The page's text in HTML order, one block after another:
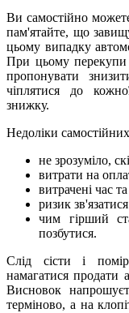
Ви самостійно
пам'ятайте, що
цьому випадку
При цьому перекупи
пропонувати
чіплятися до
знижку.
Недоліки
не зрозуміло,
витрати на
витрачені час
ризик
чим гірший
позбутися.
Слід сісти і
намагатися продати
Висновок
терміново, а на